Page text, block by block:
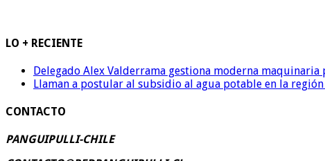
LO + RECIENTE
Delegado Alex Valderrama gestiona moderna
Llaman a postular al subsidio al agua potable en la región
CONTACTO
PANGUIPULLI-CHILE